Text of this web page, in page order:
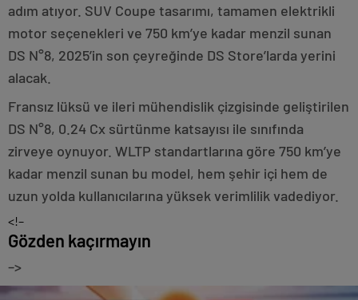
adım atıyor. SUV Coupe tasarımı, tamamen elektrikli
motor seçenekleri ve 750 km’ye kadar menzil sunan
DS N°8, 2025’in son çeyreğinde DS Store’larda yerini
alacak.
Fransız lüksü ve ileri mühendislik çizgisinde geliştirilen
DS N°8, 0.24 Cx sürtünme katsayısı ile sınıfında
zirveye oynuyor. WLTP standartlarına göre 750 km’ye
kadar menzil sunan bu model, hem şehir içi hem de
uzun yolda kullanıcılarına yüksek verimlilik vadediyor.
<!–
Gözden kaçırmayın
–>